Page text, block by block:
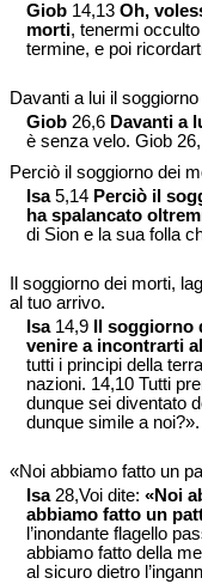
Giob 14,13 Oh,
morti, tenermi
termine, e poi
Davanti a lui il
Giob 26,6 Davanti a
è senza velo. Giob
Perciò il soggiorno dei
Isa5,14 Perciò il
ha spalancato
di Sion e la sua folla
Il soggiorno dei morti,
al tuo arrivo.
Isa14,9
Il
venire a incontrarti
tutti i principi della
nazioni. 14,10 Tutti
dunque sei diventato
dunque simile a
«Noi abbiamo fatto un
Isa28,Voi dite: «Noi
abbiamo fatto un
l’inondante flagello
abbiamo fatto della
al sicuro dietro